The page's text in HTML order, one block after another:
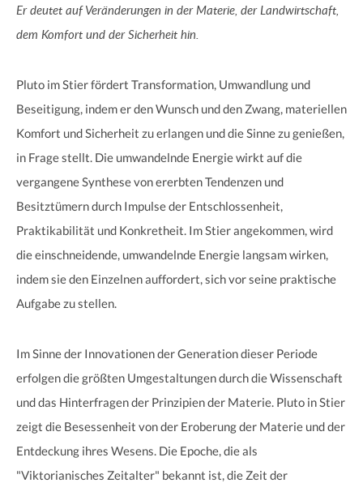
Er deutet auf Veränderungen in der Materie, der Landwirtschaft,
dem Komfort und der Sicherheit hin.
Pluto im Stier fördert Transformation, Umwandlung und
Beseitigung, indem er den Wunsch und den Zwang, materiellen
Komfort und Sicherheit zu erlangen und die Sinne zu genießen,
in Frage stellt. Die umwandelnde Energie wirkt auf die
vergangene Synthese von ererbten Tendenzen und
Besitztümern durch Impulse der Entschlossenheit,
Praktikabilität und Konkretheit. Im Stier angekommen, wird
die einschneidende, umwandelnde Energie langsam wirken,
indem sie den Einzelnen auffordert, sich vor seine praktische
Aufgabe zu stellen.
Im Sinne der Innovationen der Generation dieser Periode
erfolgen die größten Umgestaltungen durch die Wissenschaft
und das Hinterfragen der Prinzipien der Materie. Pluto in Stier
zeigt die Besessenheit von der Eroberung der Materie und der
Entdeckung ihres Wesens. Die Epoche, die als
"Viktorianisches Zeitalter" bekannt ist, die Zeit der